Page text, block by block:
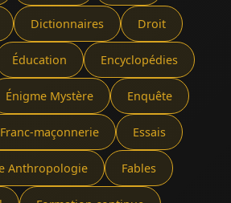
Dictionnaires Droit
Éducation Encyclopédies
Énigme Mystère Enquête
maçonnerie Essais
Anthropologie Fables